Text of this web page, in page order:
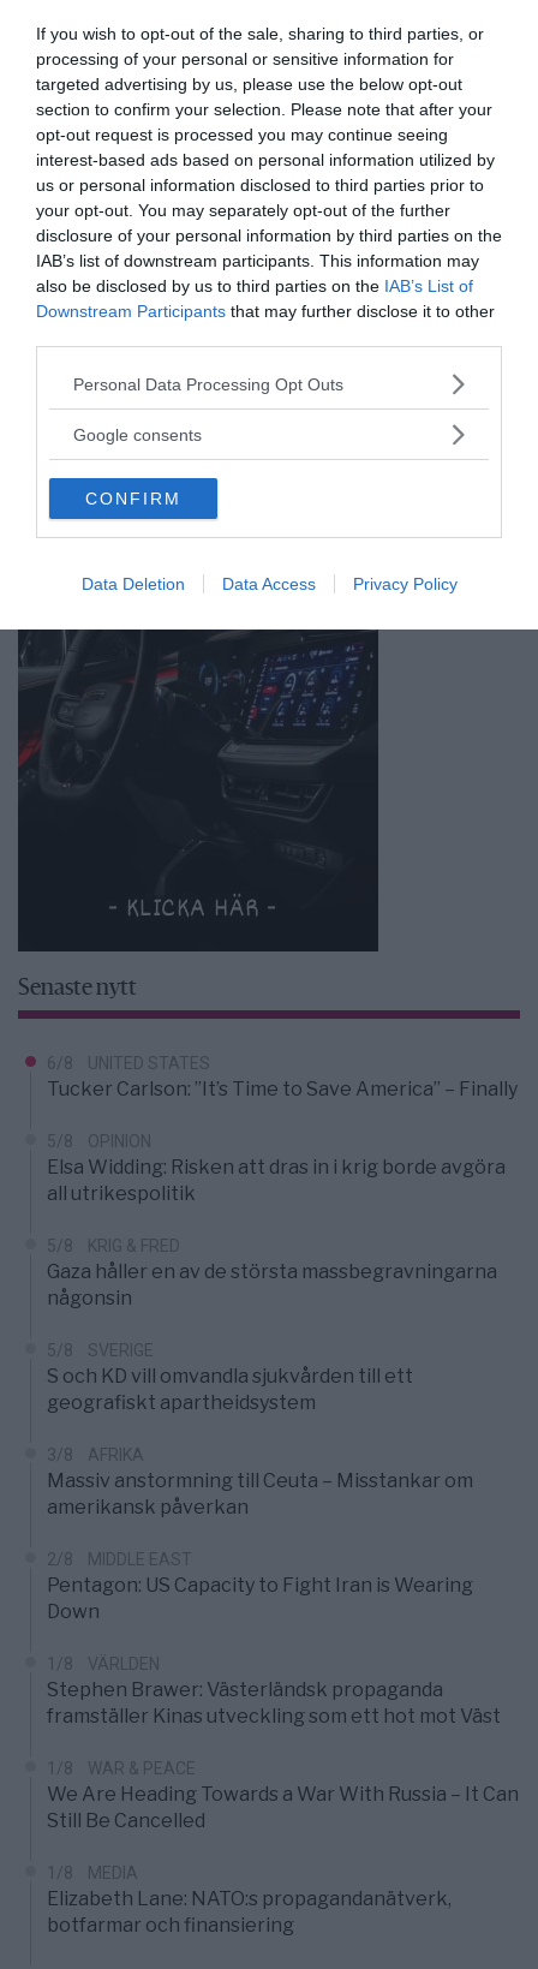
If you wish to opt-out of the sale, sharing to third parties, or
processing of your personal or sensitive information for
targeted advertising by us, please use the below opt-out
section to confirm your selection. Please note that after your
opt-out request is processed you may continue seeing
interest-based ads based on personal information utilized by
us or personal information disclosed to third parties prior to
your opt-out. You may separately opt-out of the further
disclosure of your personal information by third parties on the
IAB’s list of downstream participants. This information may
also be disclosed by us to third parties on the IAB’s List of
Downstream Participants that may further disclose it to other
Please note that this website/app uses one or more Google
not limited to your visit or usage behaviour. You may click to
use your data for below specified purposes in below Google
consent section.
Personal Data Processing Opt Outs
Google consents
CONFIRM
Data Deletion Data Access Privacy Policy
Senaste nytt
6/8 UNITED STATES
Tucker Carlson: ”It’s Time to Save America” – Finally
5/8 OPINION
Elsa Widding: Risken att dras in i krig borde avgöra
all utrikespolitik
5/8 KRIG & FRED
Gaza håller en av de största massbegravningarna
någonsin
5/8 SVERIGE
S och KD vill omvandla sjukvården till ett
geografiskt apartheidsystem
3/8 AFRIKA
Massiv anstormning till Ceuta – Misstankar om
amerikansk påverkan
2/8 MIDDLE EAST
Pentagon: US Capacity to Fight Iran is Wearing
Down
1/8 VÄRLDEN
Stephen Brawer: Västerländsk propaganda
framställer Kinas utveckling som ett hot mot Väst
1/8 WAR & PEACE
We Are Heading Towards a War With Russia – It Can
Still Be Cancelled
1/8 MEDIA
Elizabeth Lane: NATO:s propagandanätverk,
botfarmar och finansiering